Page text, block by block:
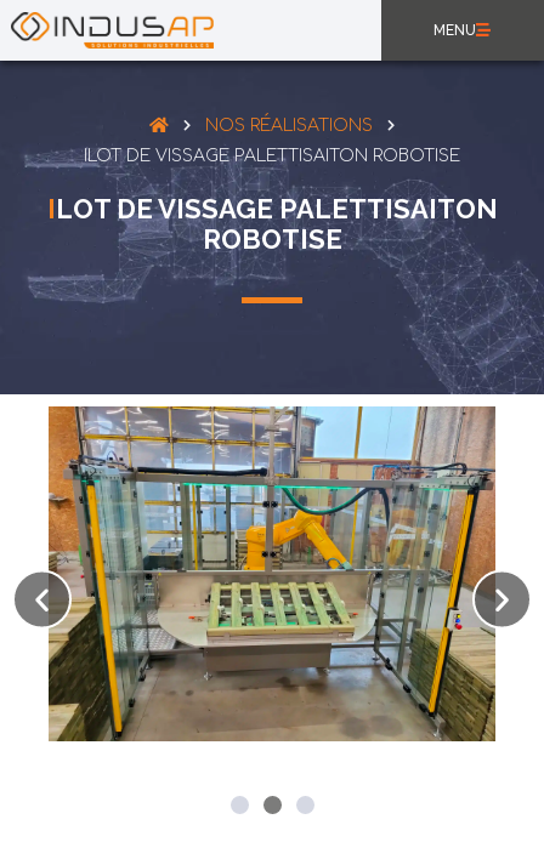
MENU
NOS RÉALISATIONS
ILOT DE VISSAGE PALETTISAITON ROBOTISE
ILOT DE VISSAGE PALETTISAITON
ROBOTISE